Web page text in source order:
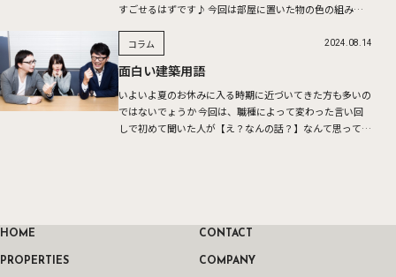
すごせるはずです♪ 今回は部屋に置いた物の色の組み合
えば青いカー […]
面白い建築用語
いよいよ夏のお休みに入る時期に近づいてきた方も多いの
ではないでょうか 今回は、職種によって変わった言い回
しで初めて聞いた人が【え？なんの話？】なんて思ってし
コラム 2024.08.14
HOME
PROPERTIES
CONTACT
COMPANY